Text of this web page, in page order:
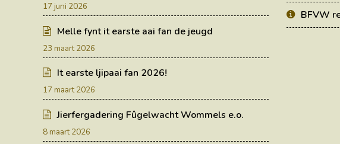
17 juni 2026
Melle fynt it earste aai fan de jeugd
23 maart 2026
It earste ljipaai fan 2026!
17 maart 2026
Jierfergadering Fûgelwacht Wommels e.o.
8 maart 2026
BFVW